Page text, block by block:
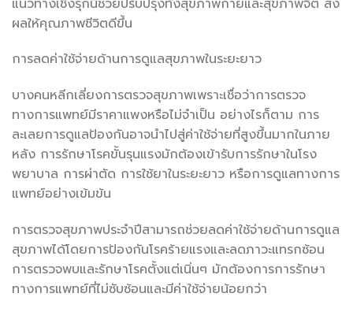
ผลให้คุณภาพชีวิตดีขึ้น
การลดค่าใช้จ่ายด้านการดูแลสุขภาพในระยะยาว
บางคนหลีกเลี่ยงการตรวจสุขภาพเพราะเชื่อว่าการตรวจ
ทางการแพทย์มีราคาแพงหรือไม่จำเป็น อย่างไรก็ตาม การ
ละเลยการดูแลป้องกันอาจนำไปสู่ค่าใช้จ่ายที่สูงขึ้นมากในภาย
หลัง การรักษาโรคขั้นรุนแรงมักต้องเข้ารับการรักษาในโรง
พยาบาล การผ่าตัด การใช้ยาในระยะยาว หรือการดูแลทางการ
แพทย์อย่างเข้มข้น
การตรวจสุขภาพประจำปีสามารถช่วยลดค่าใช้จ่ายด้านการดูแล
สุขภาพได้โดยการป้องกันโรคร้ายแรงและลดภาวะแทรกซ้อน
การตรวจพบและรักษาโรคตั้งแต่เนิ่นๆ มักต้องการการรักษา
ทางการแพทย์ที่ไม่ซับซ้อนและมีค่าใช้จ่ายน้อยกว่า